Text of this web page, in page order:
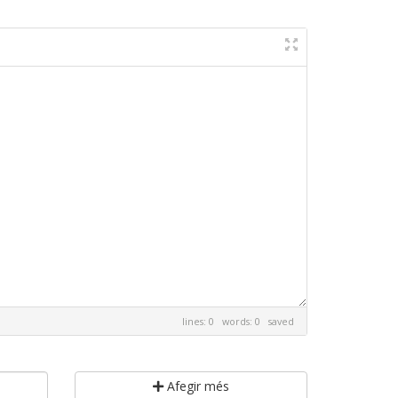
lines: 0 words: 0 saved
Afegir més